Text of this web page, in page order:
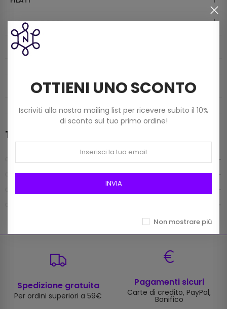
MONDO BORSE
TELE E FODERE
INFO CONTATTI
Tutti i prodotti
MERCERIA
Spedizione gratuita
Per ordini superiori a 59€
Pagamenti sicuri
Carte di credito, PayPal,
Bonifico
OTTIENI UNO SCONTO
Iscriviti alla nostra mailing list per ricevere subito il 10%
di sconto sul tuo primo ordine!
INVIA
Non mostrare più